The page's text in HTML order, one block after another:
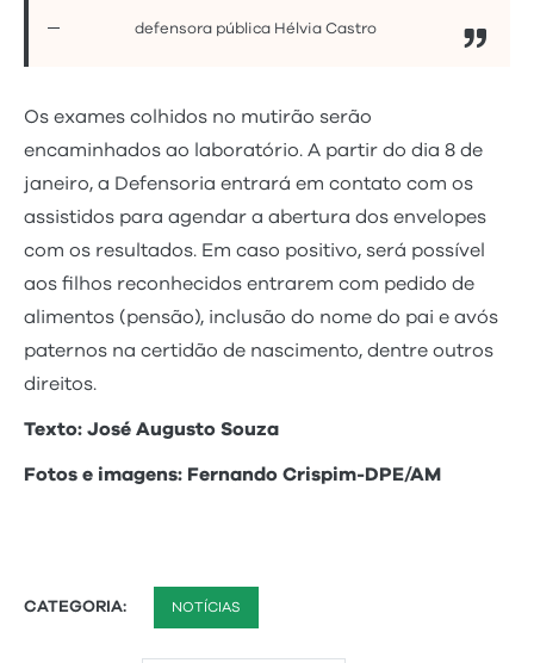
defensora pública Hélvia Castro
Os exames colhidos no mutirão serão
encaminhados ao laboratório. A partir do dia 8 de
janeiro, a Defensoria entrará em contato com os
assistidos para agendar a abertura dos envelopes
com os resultados. Em caso positivo, será possível
aos filhos reconhecidos entrarem com pedido de
alimentos (pensão), inclusão do nome do pai e avós
paternos na certidão de nascimento, dentre outros
direitos.
Texto: José Augusto Souza
Fotos e imagens: Fernando Crispim-DPE/AM
CATEGORIA: NOTÍCIAS